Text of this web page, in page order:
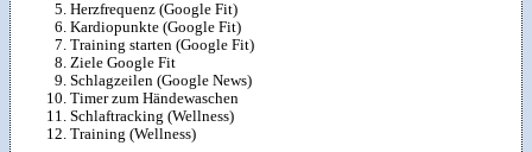
Herzfrequenz (Google Fit)
Kardiopunkte (Google Fit)
Training starten (Google Fit)
Ziele Google Fit
Schlagzeilen (Google News)
Timer zum Händewaschen
Schlaftracking (Wellness)
Training (Wellness)